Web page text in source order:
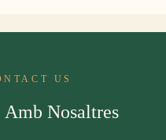
US
Nosaltres